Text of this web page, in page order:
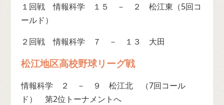
１回戦 情報科学 １５ － ２ 松江東（5回コ
ールド）
２回戦 情報科学 ７ － １３ 大田
松江地区高校野球リーグ戦
情報科学 ２ － ９ 松江北 （7回コール
ド） 第2位トーナメントへ